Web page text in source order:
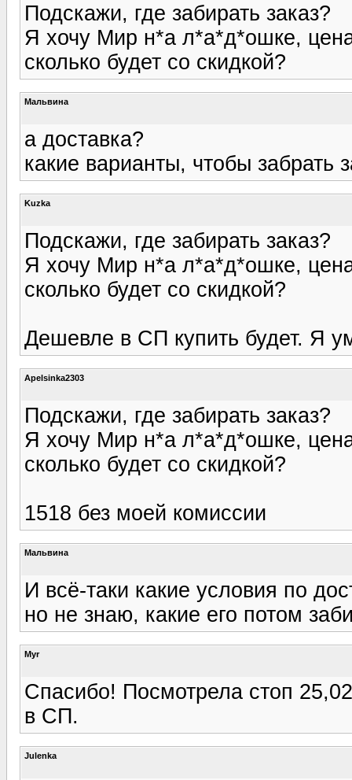
Подскажи, где забирать заказ?
Я хочу Мир н*а л*а*д*ошке,
сколько будет со скидкой?
Мальвина
а доставка?
какие варианты, чтобы забрать
Kuzka
Подскажи, где забирать заказ?
Я хочу Мир н*а л*а*д*ошке,
сколько будет со скидкой?
Дешевле в СП купить будет. Я
Apelsinka2303
Подскажи, где забирать заказ?
Я хочу Мир н*а л*а*д*ошке,
сколько будет со скидкой?
1518 без моей комиссии
Мальвина
И всё-таки какие условия по
но не знаю, какие его потом
Myr
Спасибо! Посмотрела стоп
в СП.
Julenka